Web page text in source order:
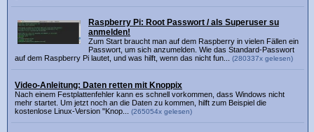
Raspberry Pi: Root Passwort / als Superuser su
anmelden!
Zum Start braucht man auf dem Raspberry in vielen Fällen ein
Passwort, um sich anzumelden. Wie das Standard-Passwort
auf dem Raspberry Pi lautet, und was hilft, wenn das nicht fun... (280337x gelesen)
Video-Anleitung: Daten retten mit Knoppix
Nach einem Festplattenfehler kann es schnell vorkommen, dass Windows nicht
mehr startet. Um jetzt noch an die Daten zu kommen, hilft zum Beispiel die
kostenlose Linux-Version "Knop... (265054x gelesen)